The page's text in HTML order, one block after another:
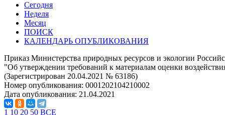
Сегодня
Неделя
Месяц
ПОИСК
КАЛЕНДАРЬ ОПУБЛИКОВАНИЯ
Приказ Министерства природных ресурсов и экологии
"Об утверждении требований к материалам оценки
(Зарегистрирован 20.04.2021 № 63186)
Номер опубликования: 0001202104210002
Дата опубликования: 21.04.2021
1 10 20 50 ВСЕ